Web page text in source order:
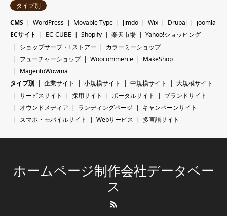
タイプ別
CMS
WordPress Movable Type Jimdo Wix Drupal
joomla
ECサイト
EC-CUBE Shopify 楽天市場
Yahoo!ショッピング
ショップサーブ・Eストアー
カラーミーショップ
フューチャーショップ
Woocommerce
MakeShop
MagentoWowma
タイプ別
企業サイト 小規模サイト 中規模サイト
大規模サイト
サービスサイト
採用サイト ポータルサイト
ブランドサイト
オウンドメディア
ランディングページ
キャンペーンサイト
スマホ・モバイルサイト
Webサービス 多言語サイト
ホームページ制作会社データベー
ス